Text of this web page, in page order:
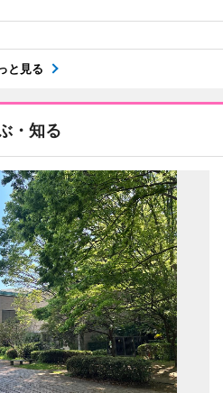
と見る
・知る